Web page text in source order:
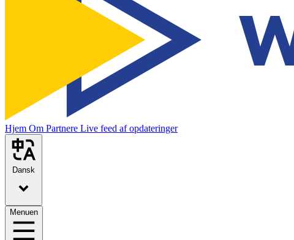
Hjem Om Partnere Live feed af opdateringer
Dansk
Menuen